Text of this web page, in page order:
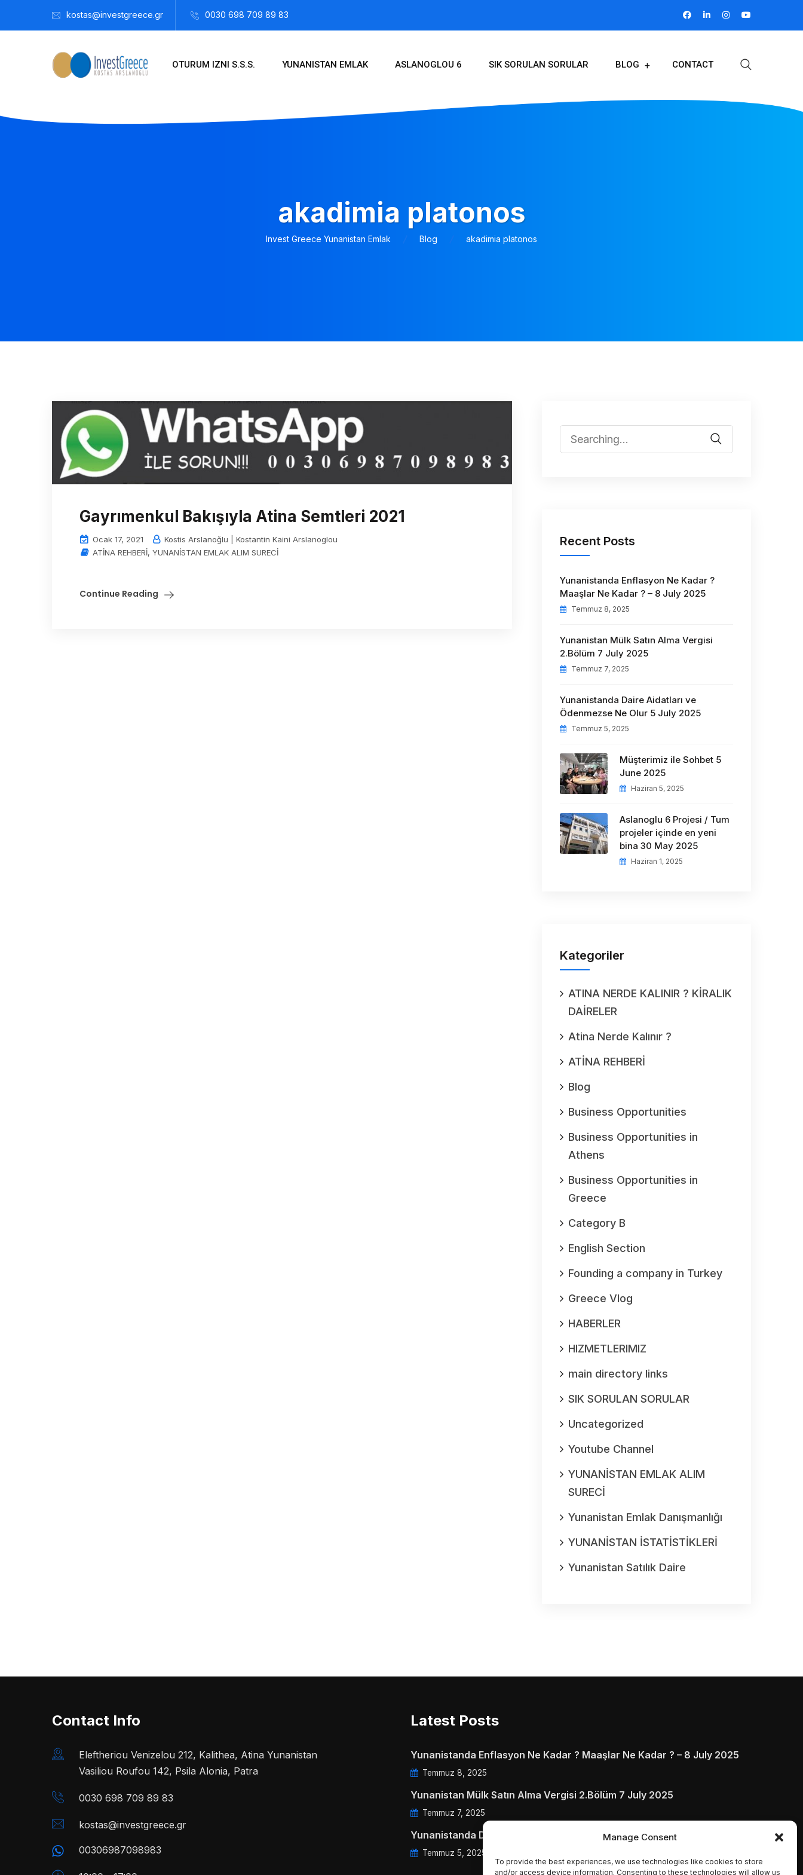
Manage Consent
To provide the best experiences, we use technologies like cookies to store
and/or access device information. Consenting to these technologies will allow us
kostas@investgreece.gr 0030 698 709 89 83
OTURUM IZNI S.S.S. YUNANISTAN EMLAK ASLANOGLOU 6 SIK SORULAN SORULAR BLOG CONTACT
akadimia platonos
Invest Greece Yunanistan Emlak Blog akadimia platonos
Gayrımenkul Bakışıyla Atina Semtleri 2021
Ocak 17, 2021
Kostis Arslanoğlu | Kostantin Kaini Arslanoglou
ATİNA REHBERİ, YUNANİSTAN EMLAK ALIM SURECİ
Continue Reading
Recent Posts
Yunanistanda Enflasyon Ne Kadar ?
Maaşlar Ne Kadar ? – 8 July 2025
Temmuz 8, 2025
Yunanistan Mülk Satın Alma Vergisi
2.Bölüm 7 July 2025
Temmuz 7, 2025
Yunanistanda Daire Aidatları ve
Ödenmezse Ne Olur 5 July 2025
Temmuz 5, 2025
Müşterimiz ile Sohbet 5
June 2025
Haziran 5, 2025
Aslanoglu 6 Projesi / Tum
projeler içinde en yeni
bina 30 May 2025
Haziran 1, 2025
Kategoriler
ATINA NERDE KALINIR ? KİRALIK
DAİRELER
Atina Nerde Kalınır ?
ATİNA REHBERİ
Blog
Business Opportunities
Business Opportunities in
Athens
Business Opportunities in
Greece
Category B
English Section
Founding a company in Turkey
Greece Vlog
HABERLER
HIZMETLERIMIZ
main directory links
SIK SORULAN SORULAR
Uncategorized
Youtube Channel
YUNANİSTAN EMLAK ALIM
SURECİ
Yunanistan Emlak Danışmanlığı
YUNANİSTAN İSTATİSTİKLERİ
Yunanistan Satılık Daire
Contact Info
Eleftheriou Venizelou 212, Kalithea, Atina Yunanistan
Vasiliou Roufou 142, Psila Alonia, Patra
0030 698 709 89 83
kostas@investgreece.gr
00306987098983
Latest Posts
Yunanistanda Enflasyon Ne Kadar ? Maaşlar Ne Kadar ? – 8 July 2025
Temmuz 8, 2025
Yunanistan Mülk Satın Alma Vergisi 2.Bölüm 7 July 2025
Temmuz 7, 2025
Yunanistanda Daire Aidatları ve Ödenmezse Ne Olur 5 July 2025
Temmuz 5, 2025